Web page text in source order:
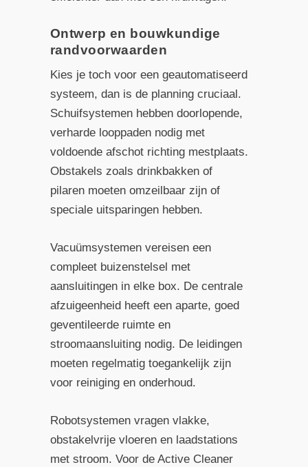
Ontwerp en bouwkundige
randvoorwaarden
Kies je toch voor een geautomatiseerd
systeem, dan is de planning cruciaal.
Schuifsystemen hebben doorlopende,
verharde looppaden nodig met
voldoende afschot richting mestplaats.
Obstakels zoals drinkbakken of
pilaren moeten omzeilbaar zijn of
speciale uitsparingen hebben.
Vacuümsystemen vereisen een
compleet buizenstelsel met
aansluitingen in elke box. De centrale
afzuigeenheid heeft een aparte, goed
geventileerde ruimte en
stroomaansluiting nodig. De leidingen
moeten regelmatig toegankelijk zijn
voor reiniging en onderhoud.
Robotsystemen vragen vlakke,
obstakelvrije vloeren en laadstations
met stroom. Voor de Active Cleaner